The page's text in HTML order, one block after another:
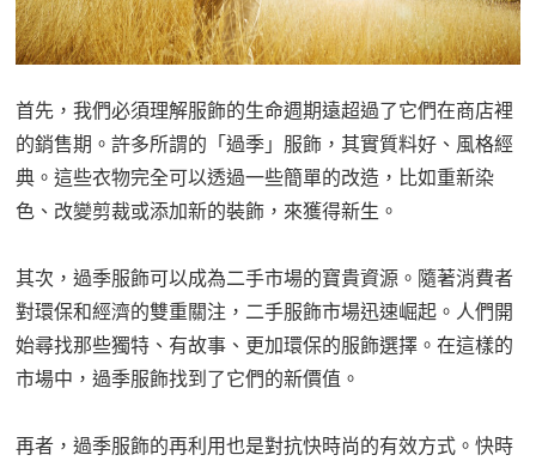
首先，我們必須理解服飾的生命週期遠超過了它們在商店裡
的銷售期。許多所謂的「過季」服飾，其實質料好、風格經
典。這些衣物完全可以透過一些簡單的改造，比如重新染
色、改變剪裁或添加新的裝飾，來獲得新生。
其次，過季服飾可以成為二手市場的寶貴資源。隨著消費者
對環保和經濟的雙重關注，二手服飾市場迅速崛起。人們開
始尋找那些獨特、有故事、更加環保的服飾選擇。在這樣的
市場中，過季服飾找到了它們的新價值。
再者，過季服飾的再利用也是對抗快時尚的有效方式。快時